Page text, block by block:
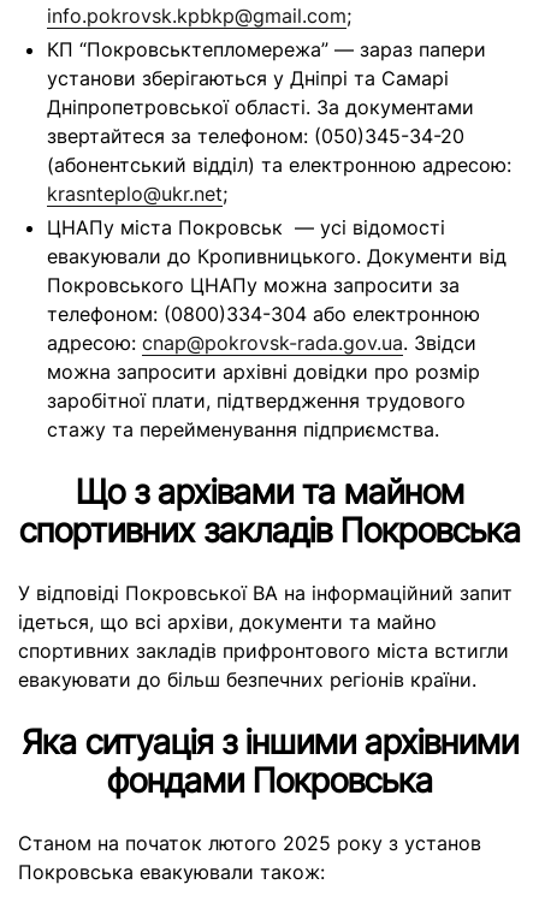
info.pokrovsk.kpbkp@gmail.com;
КП “Покровськтепломережа” — зараз папери
установи зберігаються у Дніпрі та Самарі
Дніпропетровської області. За документами
звертайтеся за телефоном: (050)345-34-20
(абонентський відділ) та електронною адресою:
krasnteplo@ukr.net;
ЦНАПу міста Покровськ — усі відомості
евакуювали до Кропивницького. Документи від
Покровського ЦНАПу можна запросити за
телефоном: (0800)334-304 або електронною
адресою: cnap@pokrovsk-rada.gov.ua. Звідси
можна запросити архівні довідки про розмір
заробітної плати, підтвердження трудового
стажу та перейменування підприємства.
Що з архівами та майном
спортивних закладів Покровська
У відповіді Покровської ВА на інформаційний запит
ідеться, що всі архіви, документи та майно
спортивних закладів прифронтового міста встигли
евакуювати до більш безпечних регіонів країни.
Яка ситуація з іншими архівними
фондами Покровська
Станом на початок лютого 2025 року з установ
Покровська евакуювали також: